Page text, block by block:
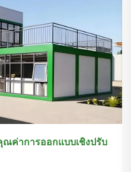
ณค่าการออกแบบเชิงปรับ